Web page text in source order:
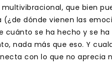
que bien
dónde vienen las
se ha hecho y se
nada más que eso. Y
con lo que no aprecia